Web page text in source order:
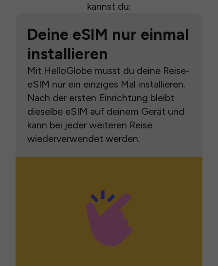
kannst du:
Deine eSIM nur einmal
installieren
Mit HelloGlobe musst du deine Reise-
eSIM nur ein einziges Mal installieren.
Nach der ersten Einrichtung bleibt
dieselbe eSIM auf deinem Gerät und
kann bei jeder weiteren Reise
wiederverwendet werden.